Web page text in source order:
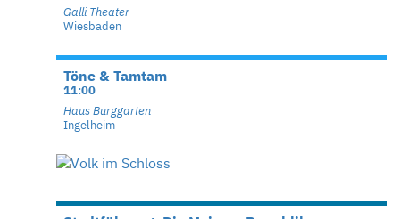
Galli Theater
Wiesbaden
Töne & Tamtam
11:00
Haus Burggarten
Ingelheim